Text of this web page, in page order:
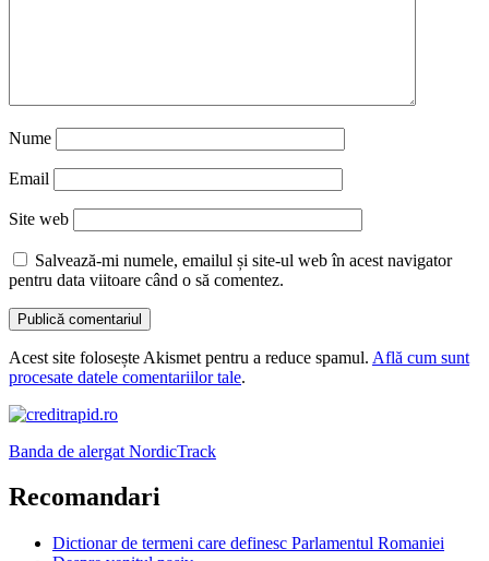
Nume
Email
Site web
Salvează-mi numele, emailul și site-ul web în acest navigator
pentru data viitoare când o să comentez.
Acest site folosește Akismet pentru a reduce spamul. Află cum sunt
procesate datele comentariilor tale.
Banda de alergat NordicTrack
Recomandari
Dictionar de termeni care definesc Parlamentul Romaniei